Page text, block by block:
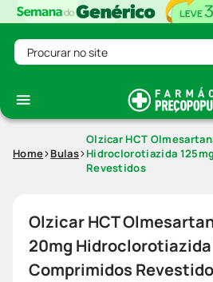
Procurar no site
Home Bulas
Olzicar HCT
Hidroclorotiazida
Revestidos
Olzicar HCT
20mg Hidroclorotiazida
Comprimidos